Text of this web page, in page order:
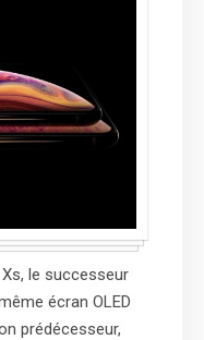
Xs, le successeur
écran OLED
prédécesseur,